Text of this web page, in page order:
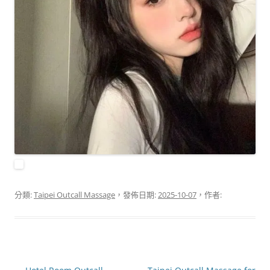
分類:Taipei Outcall Massage ，發佈日期:2025-10-07 ，作者: